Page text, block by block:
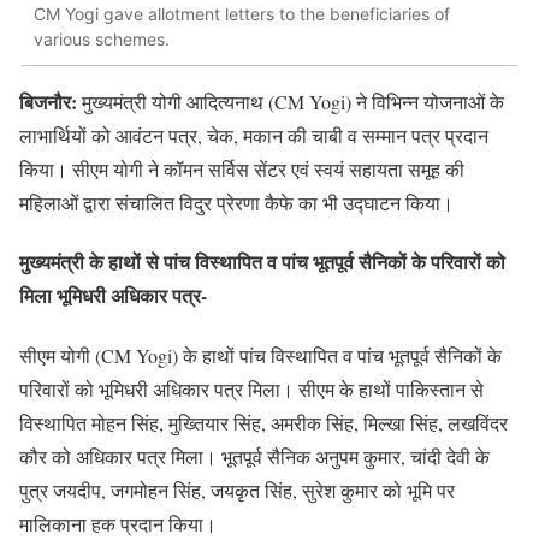
CM Yogi gave allotment letters to the beneficiaries of
various schemes.
बिजनौर:मुख्यमंत्री योगी आदित्यनाथ (CM Yogi) ने विभिन्न योजनाओं के
लाभार्थियों को आवंटन पत्र, चेक, मकान की चाबी व सम्मान पत्र प्रदान
किया। सीएम योगी ने कॉमन सर्विस सेंटर एवं स्वयं सहायता समूह की
महिलाओं द्वारा संचालित विदुर प्रेरणा कैफे का भी उद्घाटन किया।
मुख्यमंत्री के हाथों से पांच विस्थापित व पांच भूतपूर्व सैनिकों के परिवारों को
मिला भूमिधरी अधिकार पत्र-
सीएम योगी (CM Yogi) के हाथों पांच विस्थापित व पांच भूतपूर्व सैनिकों के
परिवारों को भूमिधरी अधिकार पत्र मिला। सीएम के हाथों पाकिस्तान से
विस्थापित मोहन सिंह, मुख्तियार सिंह, अमरीक सिंह, मिल्खा सिंह, लखविंदर
कौर को अधिकार पत्र मिला। भूतपूर्व सैनिक अनुपम कुमार, चांदी देवी के
पुत्र जयदीप, जगमोहन सिंह, जयकृत सिंह, सुरेश कुमार को भूमि पर
मालिकाना हक प्रदान किया।